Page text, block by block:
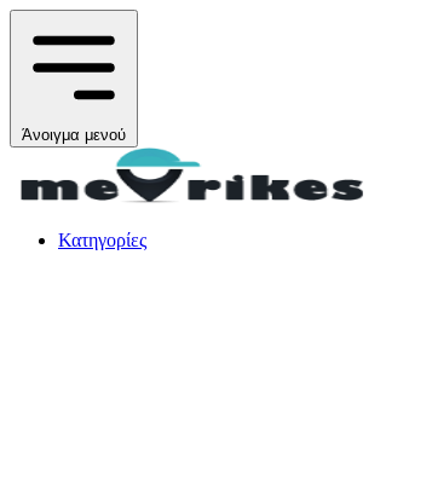
Άνοιγμα μενού
Κατηγορίες